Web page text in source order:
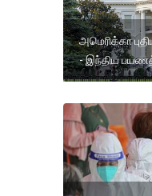
அமெரிக்கா
- இந்திய